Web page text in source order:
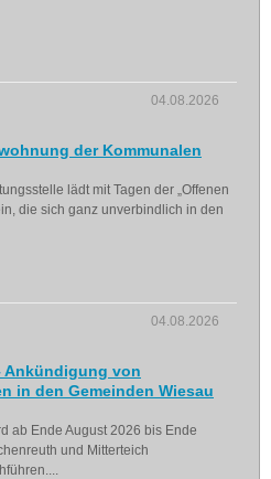
04.08.2026
der Kommunalen
lädt mit Tagen der „Offenen
die sich ganz unverbindlich in den
04.08.2026
Ankündigung von
in den Gemeinden Wiesau
ab Ende August 2026 bis Ende
und Mitterteich